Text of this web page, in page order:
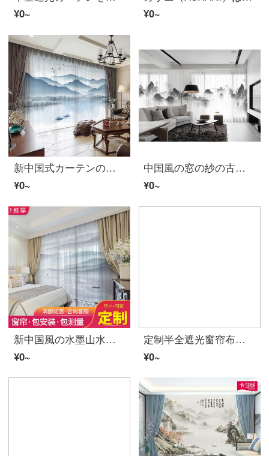
¥0~
¥0~
新中国式カーテンの禅意山水水墨半全遮光窓のカーテンをカスタマイズします。リビングバルコニーのカーテンS 0011布-フック幅1メートルの価格/何メートルの写真を撮りますか？
¥0~
中国風の窓の紗の古典的な新しい中国式の山水のカーテンをカスタマイズして、現代のリビングルームの禅意書斎のベランダの紗のカーテンS 0612紗を注文します。
¥0~
新中国風の水墨山水画のカーテンをカスタマイズして、リビングルームの書斎の寝室の名宿にします。
¥0~
定制半全遮光窗帘布纱帘门帘新中式风格卧室客厅书房江南国画喜鹊玉兰花鸟图风景图隔断帘 S0207-喜鹊玉兰 布-挂钩宽1米价格/要几米拍几件
¥0~